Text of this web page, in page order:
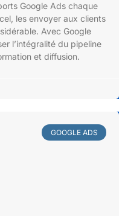
Google Ads chaque
les envoyer aux clients
Avec Google
l’intégralité du pipeline
et diffusion.
GOOGLE ADS